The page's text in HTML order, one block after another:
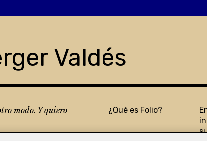
Valdés
modo. Y quiero
¿Qué es Folio?